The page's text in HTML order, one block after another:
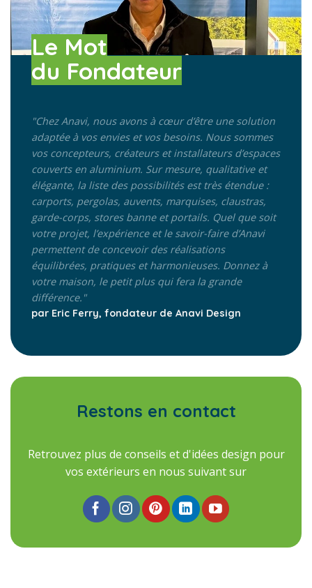
Le Mot
du Fondateur
"Chez Anavi, nous avons à cœur d’être une solution
adaptée à vos envies et vos besoins. Nous sommes
vos concepteurs, créateurs et installateurs d’espaces
couverts en aluminium. Sur mesure, qualitative et
élégante, la liste des possibilités est très étendue :
carports, pergolas, auvents, marquises, claustras,
garde-corps, stores banne et portails. Quel que soit
votre projet, l’expérience et le savoir-faire d’Anavi
permettent de concevoir des réalisations
équilibrées, pratiques et harmonieuses. Donnez à
votre maison, le petit plus qui fera la grande
différence."
par Eric Ferry, fondateur de Anavi Design
Restons en contact
Retrouvez plus de conseils et d'idées design pour
vos extérieurs en nous suivant sur